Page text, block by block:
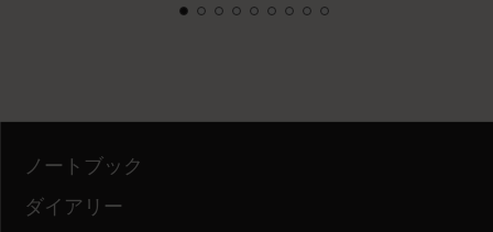
ノートブック
ダイアリー